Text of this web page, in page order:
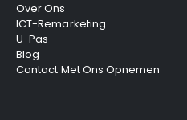
Over Ons
ICT-Remarketing
U-Pas
Blog
Contact Met Ons Opnemen